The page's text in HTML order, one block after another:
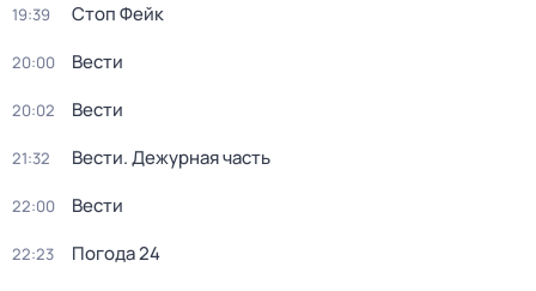
19:39 Стоп Фейк
20:00 Вести
20:02 Вести
21:32 Вести. Дежурная часть
22:00 Вести
22:23 Погода 24